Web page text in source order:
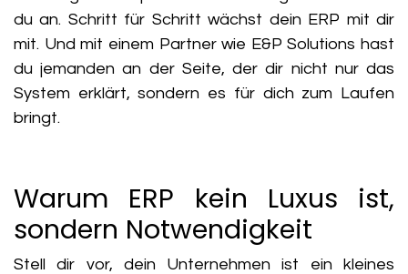
du an. Schritt für Schritt wächst dein ERP mit dir
mit. Und mit einem Partner wie E&P Solutions hast
du jemanden an der Seite, der dir nicht nur das
System erklärt, sondern es für dich zum Laufen
bringt.
Warum ERP kein Luxus ist,
sondern Notwendigkeit
Stell dir vor, dein Unternehmen ist ein kleines